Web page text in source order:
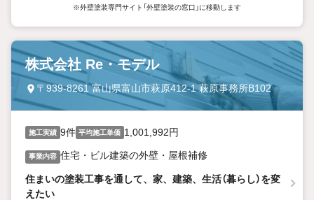
※外壁塗装専門サイト「外壁塗装の窓口」に移動します
株式会社 Re・モデル
〒939-8261 富山県富山市萩原412-1 萩原事務所B102
施工実績 9件 平均施工単価 1,001,992円
事業内容 住宅・ビル建築の外壁・屋根補修
住まいの塗装工事を通して、家、建築、生活（暮らし）を変
えたい